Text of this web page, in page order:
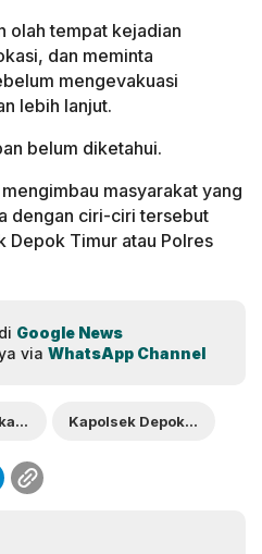
olah tempat kejadian
dan meminta
mengevakuasi
lebih lanjut.
belum diketahui.
masyarakat yang
dengan ciri-ciri tersebut
Depok Timur atau Polres
Google News
via WhatsApp Channel
ODGJ ditemukan Meninggal Kapolsek Depok Timur